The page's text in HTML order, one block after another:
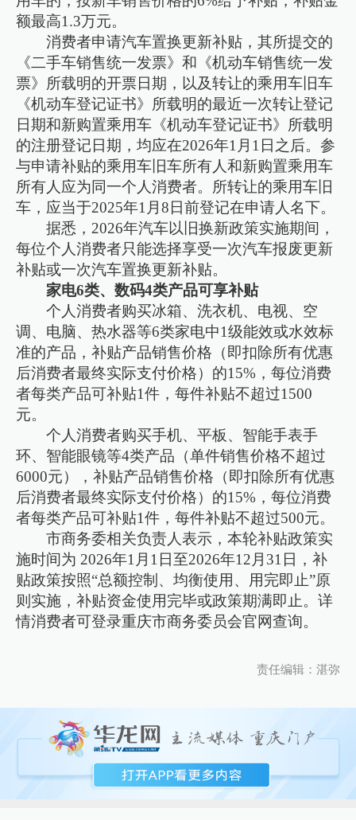
额最高1.3万元。
消费者申请汽车置换更新补贴，其所提交的
《二手车销售统一发票》和《机动车销售统一发
票》所载明的开票日期，以及转让的乘用车旧车
《机动车登记证书》所载明的最近一次转让登记
日期和新购置乘用车《机动车登记证书》所载明
的注册登记日期，均应在2026年1月1日之后。参
与申请补贴的乘用车旧车所有人和新购置乘用车
所有人应为同一个人消费者。所转让的乘用车旧
车，应当于2025年1月8日前登记在申请人名下。
据悉，2026年汽车以旧换新政策实施期间，
每位个人消费者只能选择享受一次汽车报废更新
补贴或一次汽车置换更新补贴。
家电6类、数码4类产品可享补贴
个人消费者购买冰箱、洗衣机、电视、空
调、电脑、热水器等6类家电中1级能效或水效标
准的产品，补贴产品销售价格（即扣除所有优惠
后消费者最终实际支付价格）的15%，每位消费
者每类产品可补贴1件，每件补贴不超过1500
元。
个人消费者购买手机、平板、智能手表手
环、智能眼镜等4类产品（单件销售价格不超过
6000元），补贴产品销售价格（即扣除所有优惠
后消费者最终实际支付价格）的15%，每位消费
者每类产品可补贴1件，每件补贴不超过500元。
市商务委相关负责人表示，本轮补贴政策实
施时间为 2026年1月1日至2026年12月31日，补
贴政策按照“总额控制、均衡使用、用完即止”原
则实施，补贴资金使用完毕或政策期满即止。详
情消费者可登录重庆市商务委员会官网查询。
责任编辑：湛弥